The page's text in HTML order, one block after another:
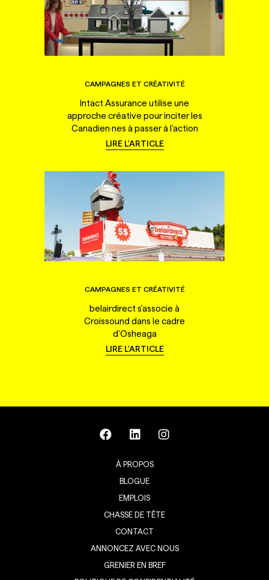
CAMPAGNES ET CRÉATIVITÉ
Intact Assurance utilise une
approche créative pour inciter les
Canadien·nes à passer à l'action
LIRE L'ARTICLE
CAMPAGNES ET CRÉATIVITÉ
belairdirect s'associe à
Croissound dans le cadre
d'Osheaga
LIRE L'ARTICLE
À PROPOS
BLOGUE
EMPLOIS
CHASSE DE TÊTE
CONTACT
ANNONCEZ AVEC NOUS
GRENIER EN BREF